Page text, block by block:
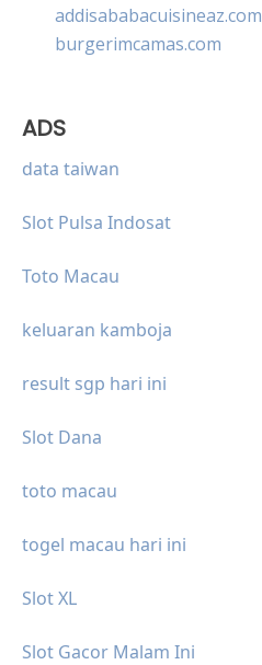
addisababacuisineaz.com
burgerimcamas.com
ADS
data taiwan
Slot Pulsa Indosat
Toto Macau
keluaran kamboja
result sgp hari ini
Slot Dana
toto macau
togel macau hari ini
Slot XL
Slot Gacor Malam Ini